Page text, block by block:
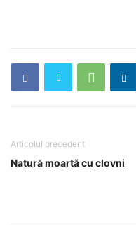
Articolul precedent
Natură moartă cu clovni